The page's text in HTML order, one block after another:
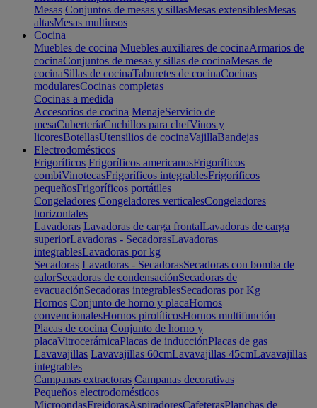
Mesas Conjuntos de mesas y sillasMesas extensiblesMesas
altasMesas multiusos
Cocina
Muebles de cocina Muebles auxiliares de cocinaArmarios de
cocinaConjuntos de mesas y sillas de cocinaMesas de
cocinaSillas de cocinaTaburetes de cocinaCocinas
modularesCocinas completas
Cocinas a medida
Accesorios de cocina MenajeServicio de
mesaCuberteríaCuchillos para chefVinos y
licoresBotellasUtensilios de cocinaVajillaBandejas
Electrodomésticos
Frigoríficos Frigoríficos americanosFrigoríficos
combiVinotecasFrigoríficos integrablesFrigoríficos
pequeñosFrigoríficos portátiles
Congeladores Congeladores verticalesCongeladores
horizontales
Lavadoras Lavadoras de carga frontalLavadoras de carga
superiorLavadoras - SecadorasLavadoras
integrablesLavadoras por kg
Secadoras Lavadoras - SecadorasSecadoras con bomba de
calorSecadoras de condensaciónSecadoras de
evacuaciónSecadoras integrablesSecadoras por Kg
Hornos Conjunto de horno y placaHornos
convencionalesHornos pirolíticosHornos multifunción
Placas de cocina Conjunto de horno y
placaVitrocerámicaPlacas de inducciónPlacas de gas
Lavavajillas Lavavajillas 60cmLavavajillas 45cmLavavajillas
integrables
Campanas extractoras Campanas decorativas
Pequeños electrodomésticos
MicroondasFreidorasAspiradoresCafeterasPlanchas de